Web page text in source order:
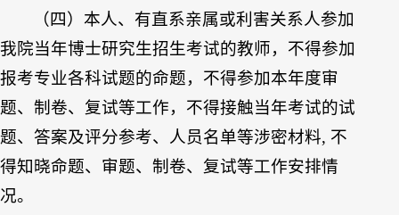
（四）本人、有直系亲属或利害关系人参加
我院当年博士研究生招生考试的教师，不得参加
报考专业各科试题的命题，不得参加本年度审
题、制卷、复试等工作，不得接触当年考试的试
题、答案及评分参考、人员名单等涉密材料, 不
得知晓命题、审题、制卷、复试等工作安排情
况。